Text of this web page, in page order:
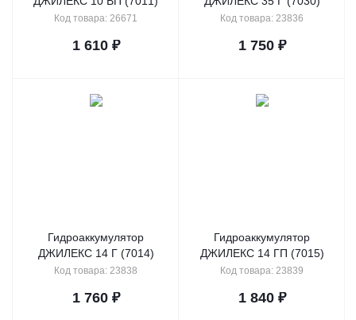
Код товара: 26671
1 610₽
Код товара: 23836
1 750₽
Гидроаккумулятор
ДЖИЛЕКС 14 Г (7014)
Код товара: 23838
1 760₽
Гидроаккумулятор
ДЖИЛЕКС 14 ГП (7015)
Код товара: 23839
1 840₽